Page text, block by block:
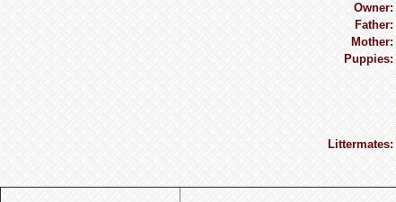
Owner:
Father:
Mother:
Puppies:
Littermates: